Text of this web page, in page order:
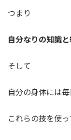
つまり
自分なりの知識
そして
自分の身体には毎
これらの技を使